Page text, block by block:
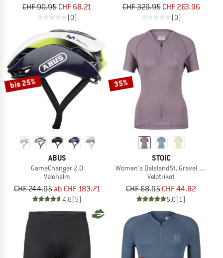
CHF 90.95 CHF 68.21
(0)
CHF 329.95 CHF 263.96
(0)
bis 25%
ABUS
GameChanger 2.0
Velohelm
CHF 244.95 ab CHF 183.71
4,6(5)
35%
STOIC
Women's DalslandSt. Gravel Jersey
Velotrikot
CHF 68.95 CHF 44.82
5,0(1)